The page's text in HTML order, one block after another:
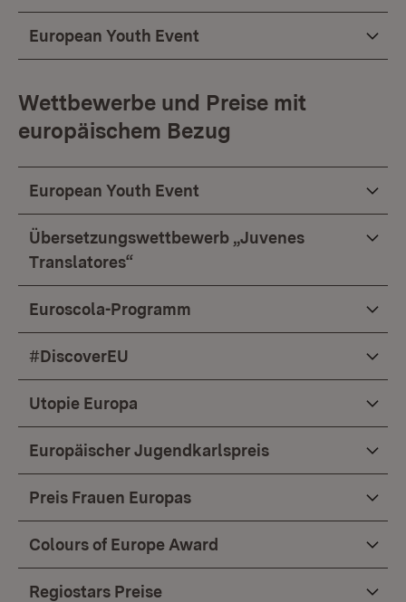
European Youth Event
Wettbewerbe und Preise mit
europäischem Bezug
European Youth Event
Übersetzungswettbewerb „Juvenes
Translatores“
Euroscola-Programm
#DiscoverEU
Utopie Europa
Europäischer Jugendkarlspreis
Preis Frauen Europas
Colours of Europe Award
Regiostars Preise